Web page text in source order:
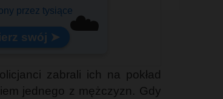
☁️
przez tysiące
swój ➤
zabrali ich na pokład
jednego z mężczyzn. Gdy